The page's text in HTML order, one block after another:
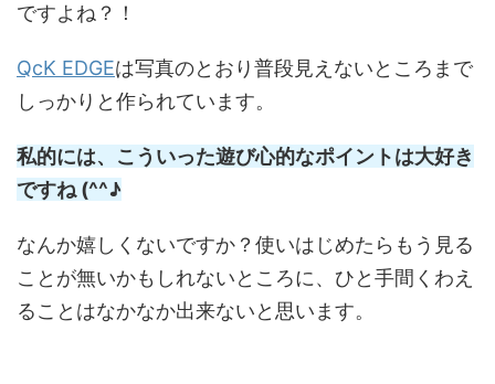
ですよね？！
QcK EDGEは写真のとおり普段見えないところまで
しっかりと作られています。
私的には、こういった遊び心的なポイントは大好き
ですね (^^♪
なんか嬉しくないですか？使いはじめたらもう見る
ことが無いかもしれないところに、ひと手間くわえ
ることはなかなか出来ないと思います。